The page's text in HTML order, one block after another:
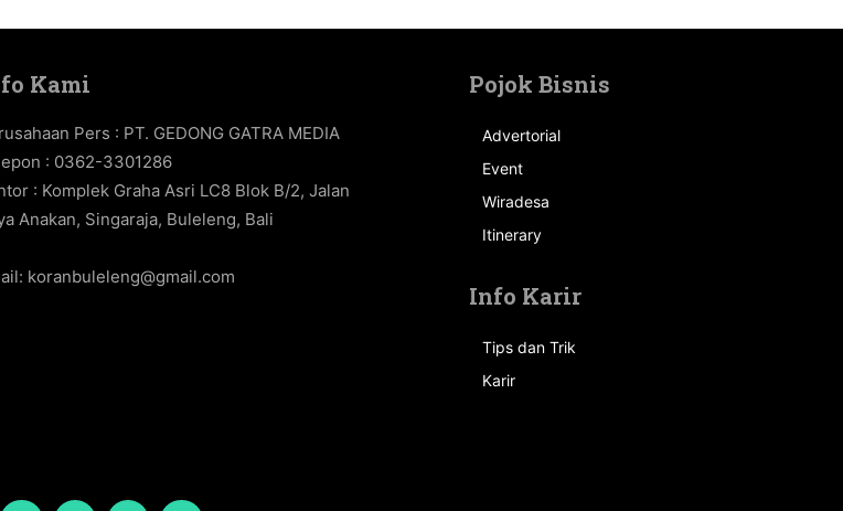
Kami
Pers : PT. GEDONG GATRA MEDIA
: 0362-3301286
: Komplek Graha Asri LC8 Blok B/2, Jalan
Anakan, Singaraja, Buleleng, Bali
koranbuleleng@gmail.com
Pojok Bisnis
Advertorial
Event
Wiradesa
Itinerary
Info Karir
Tips dan Trik
Karir